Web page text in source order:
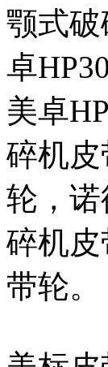
颚式破
卓
美卓
碎机
轮，
碎机
带轮。